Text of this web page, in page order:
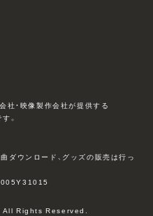
社・映像製作会社が提供する
。
ダウンロード、グッズの販売は行っ
Rights Reserved.